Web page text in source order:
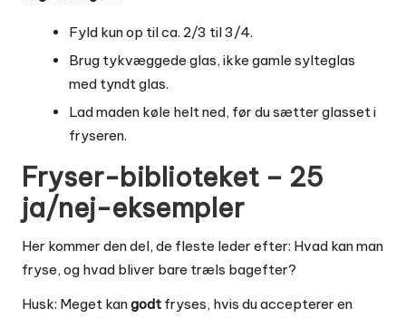
Fyld kun op til ca. 2/3 til 3/4.
Brug tykvæggede glas, ikke gamle sylteglas
med tyndt glas.
Lad maden køle helt ned, før du sætter glasset i
fryseren.
Fryser-biblioteket – 25
ja/nej-eksempler
Her kommer den del, de fleste leder efter: Hvad kan man
fryse, og hvad bliver bare træls bagefter?
Husk: Meget kangodt fryses, hvis du accepterer en